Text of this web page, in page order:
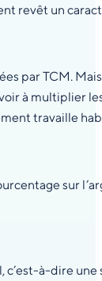
revêt un
par TCM.
à multiplier
travaille
sur
c’est-à-dire